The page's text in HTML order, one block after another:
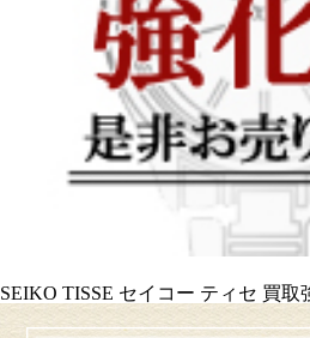
SEIKO TISSE セイコー ティセ 買取